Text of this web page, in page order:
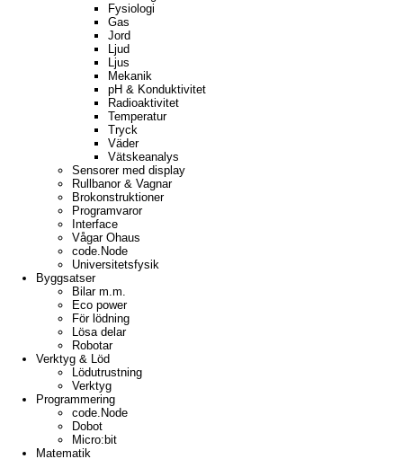
Fysiologi
Gas
Jord
Ljud
Ljus
Mekanik
pH & Konduktivitet
Radioaktivitet
Temperatur
Tryck
Väder
Vätskeanalys
Sensorer med display
Rullbanor & Vagnar
Brokonstruktioner
Programvaror
Interface
Vågar Ohaus
code.Node
Universitetsfysik
Byggsatser
Bilar m.m.
Eco power
För lödning
Lösa delar
Robotar
Verktyg & Löd
Lödutrustning
Verktyg
Programmering
code.Node
Dobot
Micro:bit
Matematik